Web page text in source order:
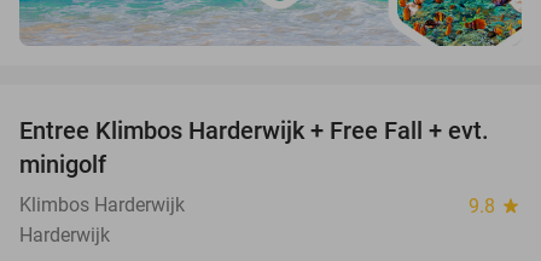
30%
Entree Klimbos Harderwijk + Free Fall + evt.
minigolf
Klimbos Harderwijk 9.8 star
Harderwijk